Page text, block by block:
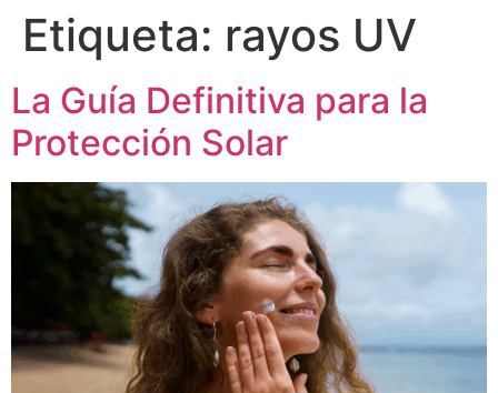
Etiqueta: rayos UV
La Guía Definitiva para la
Protección Solar